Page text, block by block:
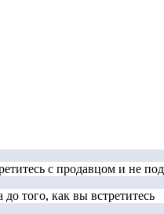
с продавцом и не
того, как вы встретитесь